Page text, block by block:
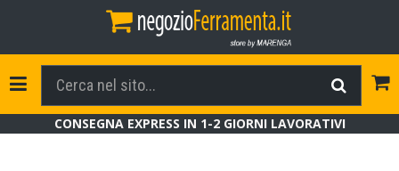
Toggle Navigation
CONSEGNA EXPRESS IN 1-2 GIORNI LAVORATIVI